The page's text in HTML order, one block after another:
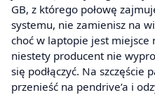
GB, z którego połowę
systemu, nie zamienisz na
choć w laptopie jest miejsce
niestety producent nie
się podłączyć. Na szczęście
przenieść na pendrive’a i